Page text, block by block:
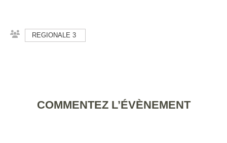
REGIONALE 3
COMMENTEZ L’ÉVÈNEMENT